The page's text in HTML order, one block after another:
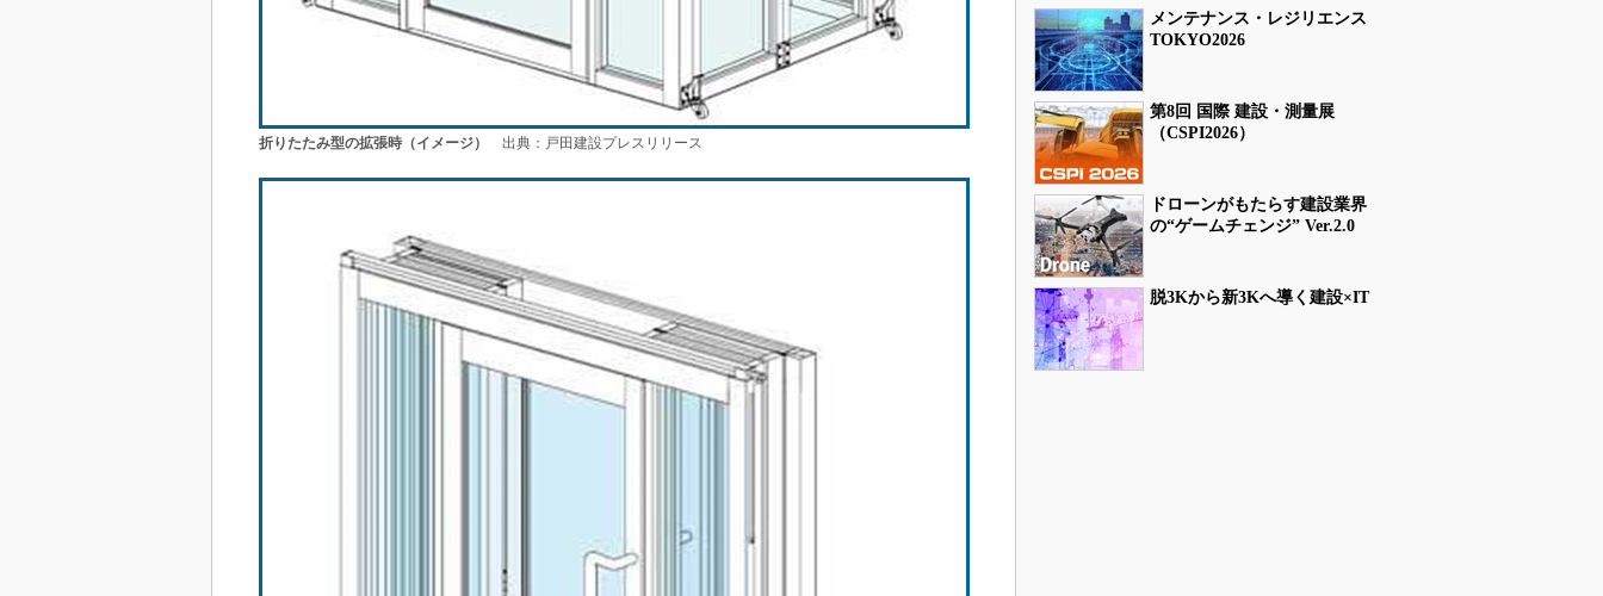
折りたたみ型の拡張時（イメージ） 出典：戸田建設プレスリリース
メンテナンス・レジリエンス
TOKYO2026
第8回 国際 建設・測量展
（CSPI2026）
ドローンがもたらす建設業界
の“ゲームチェンジ” Ver.2.0
脱3Kから新3Kへ導く建設×IT